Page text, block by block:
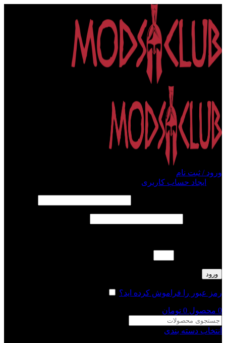
ورود / ثبت نام
ایجاد حساب کاربری
ورود
رمز عبور را فراموش کرده اید؟
0 محصول 0 تومان
انتخاب دسته بندی